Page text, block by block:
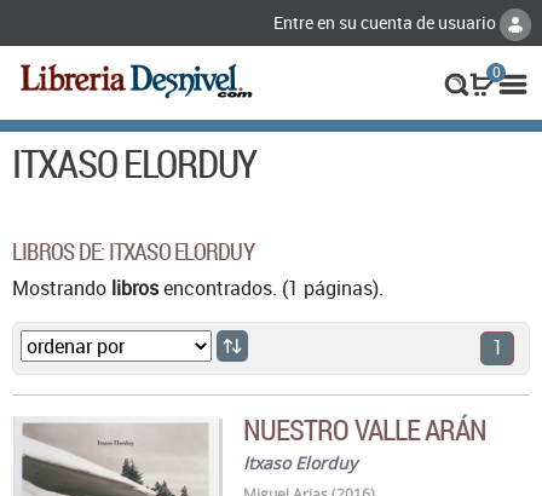
Entre en su cuenta de usuario
0
ITXASO ELORDUY
LIBROS DE: ITXASO ELORDUY
Mostrando librosencontrados. (1 páginas).
1
NUESTRO VALLE ARÁN
Itxaso Elorduy